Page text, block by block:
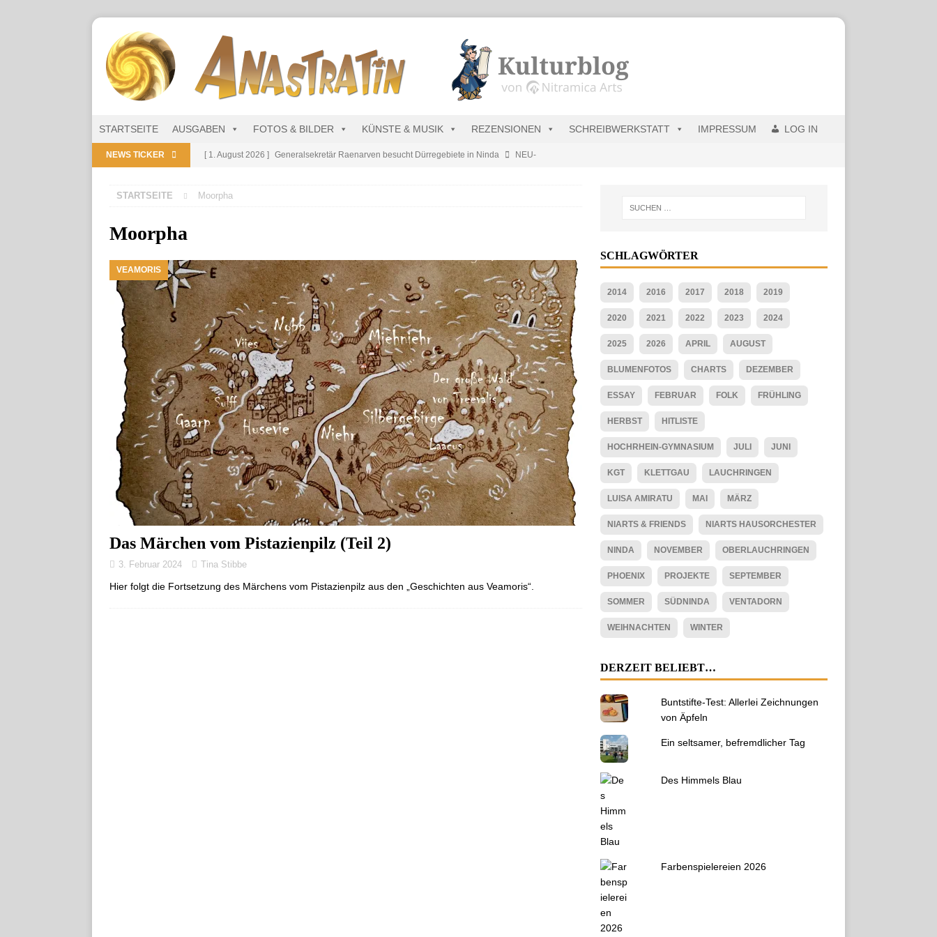
STARTSEITE AUSGABEN FOTOS & BILDER KÜNSTE & MUSIK REZENSIONEN SCHREIBWERKSTATT IMPRESSUM LOG IN
NEWS TICKER [ 1. August 2026 ] Generalsekretär Raenarven besucht Dürregebiete in Ninda NEU-
[ 1. August 2026 ]
[ 1. August 2026 ] Die Niarts Charts im August 2026 MUSIK
STARTSEITE Moorpha
Moorpha
VEAMORIS
Das Märchen vom Pistazienpilz (Teil 2)
3. Februar 2024 Tina Stibbe
Hier folgt die Fortsetzung des Märchens vom Pistazienpilz aus den „Geschichten aus Veamoris“.
SCHLAGWÖRTER
2014 2016 2017 2018 2019
2020 2021 2022 2023 2024
2025 2026 APRIL AUGUST
BLUMENFOTOS CHARTS DEZEMBER
ESSAY FEBRUAR FOLK FRÜHLING
HERBST HITLISTE
HOCHRHEIN-GYMNASIUM JULI JUNI
KGT KLETTGAU LAUCHRINGEN
LUISA AMIRATU MAI MÄRZ
NIARTS & FRIENDS NIARTS HAUSORCHESTER
NINDA NOVEMBER OBERLAUCHRINGEN
PHOENIX PROJEKTE SEPTEMBER
SOMMER SÜDNINDA VENTADORN
WEIHNACHTEN WINTER
DERZEIT BELIEBT…
Buntstifte-Test: Allerlei Zeichnungen
von Äpfeln
Ein seltsamer, befremdlicher Tag
Des Himmels Blau
Farbenspielereien 2026